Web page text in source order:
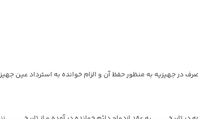
در جهیزیه به منظور حفظ آن و الزام خوانده به استرداد عین